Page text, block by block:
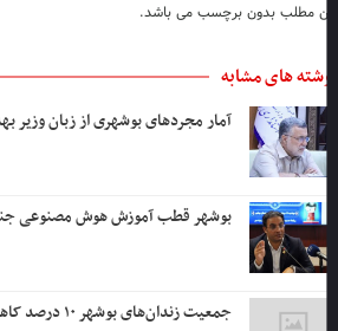
مطلب بدون برچسب می باشد.
های مشابه
آمار مجردهای بوشهری از زبان وزیر
بوشهر قطب آموزش هوش مصنوعی
جمعیت زندان‌های بوشهر ۱۰ درصد کاهش یافت